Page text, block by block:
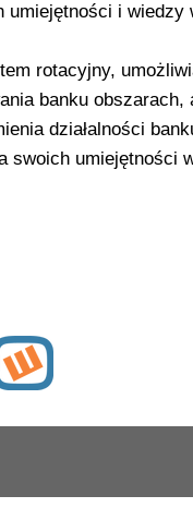
umiejętności i wiedzy
rotacyjny,
banku
działalności
swoich umiejętności